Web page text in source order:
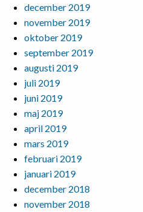
december 2019
november 2019
oktober 2019
september 2019
augusti 2019
juli 2019
juni 2019
maj 2019
april 2019
mars 2019
februari 2019
januari 2019
december 2018
november 2018